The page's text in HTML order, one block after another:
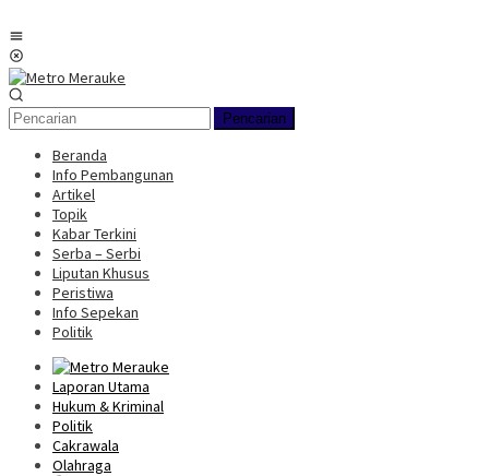
ke
konten
Pencarian
Beranda
Info Pembangunan
Artikel
Topik
Kabar Terkini
Serba – Serbi
Liputan Khusus
Peristiwa
Info Sepekan
Politik
Laporan Utama
Hukum & Kriminal
Politik
Cakrawala
Olahraga